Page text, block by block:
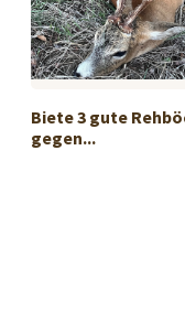
Biete 3 gute
gegen...